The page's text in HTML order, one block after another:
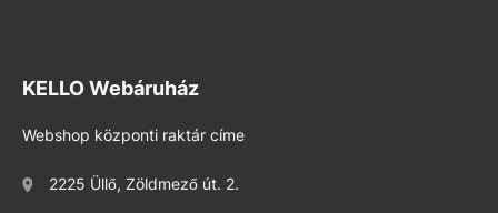
KELLO Webáruház
Webshop központi raktár címe
2225 Üllő, Zöldmező út. 2.